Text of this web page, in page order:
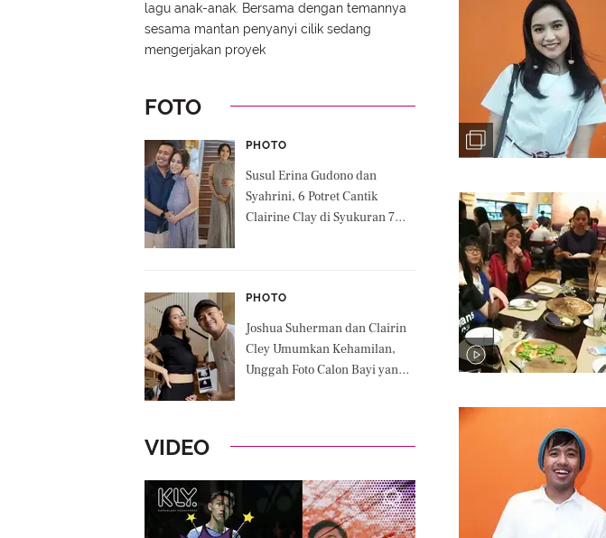
lagu anak-anak. Bersama dengan temannya
sesama mantan penyanyi cilik sedang
mengerjakan proyek
FOTO
PHOTO
Susul Erina Gudono dan
Syahrini, 6 Potret Cantik
Clairine Clay di Syukuran 7
PHOTO
Joshua Suherman dan Clairin
Cley Umumkan Kehamilan,
Unggah Foto Calon Bayi yang
VIDEO